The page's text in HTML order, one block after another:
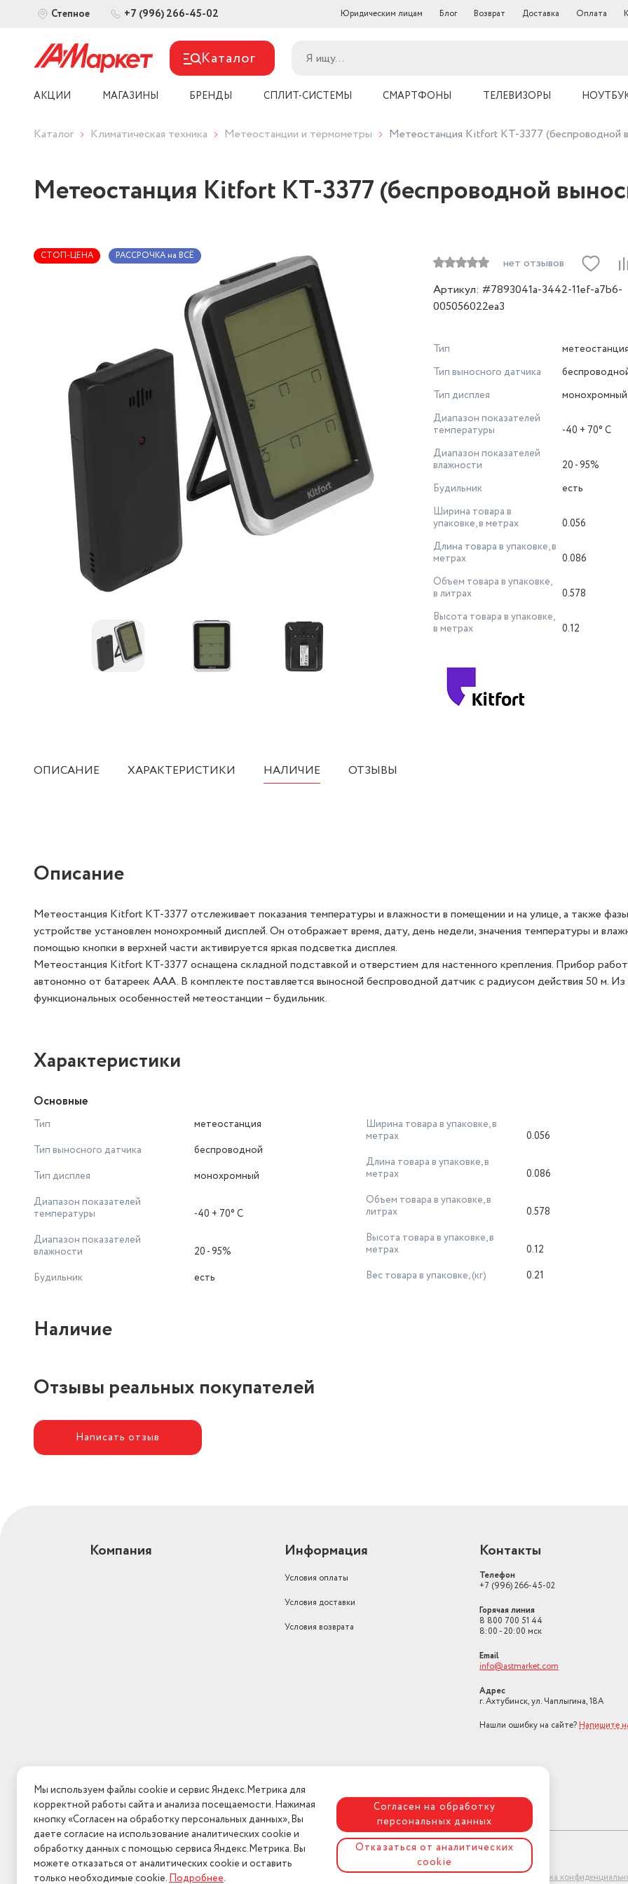
Степное +7 (996) 266-45-02 Юридическим лицам Блог Возврат Доставка Оплата
Каталог
АКЦИИ МАГАЗИНЫ БРЕНДЫ СПЛИТ-СИСТЕМЫ СМАРТФОНЫ ТЕЛЕВИЗОРЫ
Каталог Климатическая техника Метеостанции и термометры Метеостанция Kitfort КТ-3377 (беспроводной
Метеостанция Kitfort КТ-3377 (беспроводной
СТОП-ЦЕНА РАССРОЧКА на ВСЁ
нет отзывов
Артикул: #7893041a-3442-11ef-a7b6-
005056022ea3
Тип
Тип выносного датчика
Тип дисплея
монохромный
Диапазон показателей
температуры
-40 + 70° C
Диапазон показателей
влажности
20 - 95%
Будильник
есть
Ширина товара в
упаковке, в метрах
0.056
Длина товара в упаковке, в
метрах
0.086
Объем товара в упаковке,
в литрах
0.578
Высота товара в упаковке,
в метрах
0.12
ОПИСАНИЕ ХАРАКТЕРИСТИКИ НАЛИЧИЕ ОТЗЫВЫ
Описание
Метеостанция Kitfort КТ-3377 отслеживает показания температуры и влажности в помещении и на улице, а также
устройстве установлен монохромный дисплей. Он отображает время, дату, день недели, значения температуры и
помощью кнопки в верхней части активируется яркая подсветка дисплея.
Метеостанция Kitfort КТ-3377 оснащена складной подставкой и отверстием для настенного крепления. Прибор
автономно от батареек ААА. В комплекте поставляется выносной беспроводной датчик с радиусом действия 50 м. Из
функциональных особенностей метеостанции – будильник.
Характеристики
Основные
Тип
метеостанция
Тип выносного датчика
беспроводной
Тип дисплея
монохромный
Диапазон показателей
температуры
-40 + 70° C
Диапазон показателей
влажности
20 - 95%
Будильник
есть
Ширина товара в упаковке, в
метрах
0.056
Длина товара в упаковке, в
метрах
0.086
Объем товара в упаковке, в
литрах
0.578
Высота товара в упаковке, в
метрах
0.12
Вес товара в упаковке, (кг)
0.21
Наличие
Отзывы реальных покупателей
Написать отзыв
Компания Информация
Условия оплаты
Условия доставки
Условия возврата
Контакты
Телефон
+7 (996) 266-45-02
Горячая линия
8 800 700 51 44
8:00 - 20:00 мск
Email
info@astmarket.com
Адрес
г. Ахтубинск, ул. Чаплыгина, 18А
Нашли ошибку на сайте? Напишите
Политика
Мы используем файлы cookie и сервис Яндекс.Метрика для
корректной работы сайта и анализа посещаемости. Нажимая
кнопку «Согласен на обработку персональных данных», Вы
даете согласие на использование аналитических cookie и
обработку данных с помощью сервиса Яндекс.Метрика. Вы
можете отказаться от аналитических cookie и оставить
только необходимые cookie.Подробнее.
Согласен на обработку
персональных данных
Отказаться от аналитических
cookie